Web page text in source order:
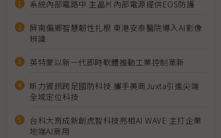
系統內部電路中 主晶片內部電源提供EOS防護
屏南偏鄉智慧韌性扎根 東港安泰醫院導入AI影像
辨識
英特蒙以新一代即時軟體推動工業控制革新
昕力資訊跨足國防科技 攜手美商Juxta引進尖端
全域定位科技
台科大育成新創虎智科技亮相AI WAVE 主打企業
地端AI商用